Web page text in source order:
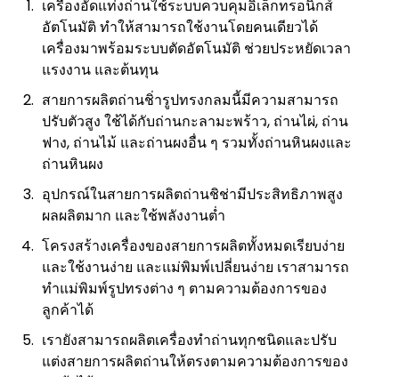
เครื่องอัดแท่งถ่านใช้ระบบควบคุมอิเล็กทรอนิกส์
อัตโนมัติ ทำให้สามารถใช้งานโดยคนเดียวได้
เครื่องมาพร้อมระบบตัดอัตโนมัติ ช่วยประหยัดเวลา
แรงงาน และต้นทุน
สายการผลิตถ่านชิ่ารูปทรงกลมนี้มีความสามารถ
ปรับตัวสูง ใช้ได้กับถ่านกะลามะพร้าว, ถ่านไผ่, ถ่าน
ฟาง, ถ่านไม้ และถ่านผงอื่น ๆ รวมทั้งถ่านหินผงและ
ถ่านหินผง
อุปกรณ์ในสายการผลิตถ่านชิช่ามีประสิทธิภาพสูง
ผลผลิตมาก และใช้พลังงานต่ำ
โครงสร้างเครื่องของสายการผลิตทั้งหมดเรียบง่าย
และใช้งานง่าย และแม่พิมพ์เปลี่ยนง่าย เราสามารถ
ทำแม่พิมพ์รูปทรงต่าง ๆ ตามความต้องการของ
ลูกค้าได้
เรายังสามารถผลิตเครื่องทำถ่านทุกชนิดและปรับ
แต่งสายการผลิตถ่านให้ตรงตามความต้องการของ